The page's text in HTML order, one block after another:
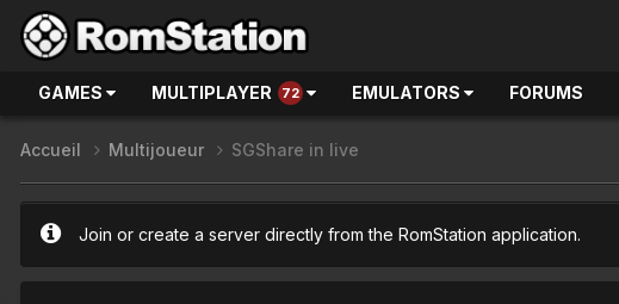
GAMES MULTIPLAYER 72 EMULATORS FORUMS
Accueil Multijoueur SGShare in live
Join or create a server directly from the RomStation application.